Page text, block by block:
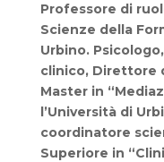
Professore di
Scienze della
Urbino.
clinico, Direttore
Master in
l’Università di
coordinatore
Superiore in